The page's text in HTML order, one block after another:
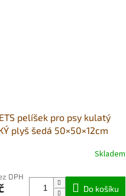
pelíšek pro psy kulatý
plyš šedá 50×50×12cm
Skladem
DPH
Do košíku